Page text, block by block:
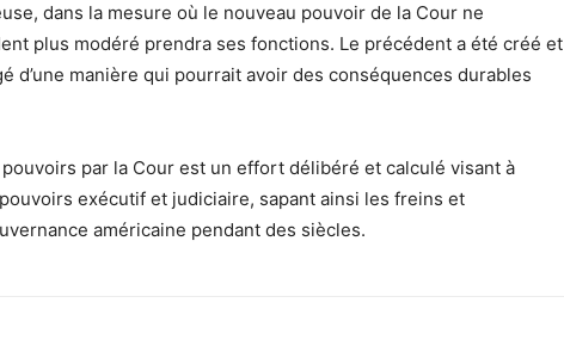
dans la mesure où le nouveau pouvoir de la Cour ne
plus modéré prendra ses fonctions. Le précédent a été créé et
d’une manière qui pourrait avoir des conséquences durables
par la Cour est un effort délibéré et calculé visant à
exécutif et judiciaire, sapant ainsi les freins et
américaine pendant des siècles.